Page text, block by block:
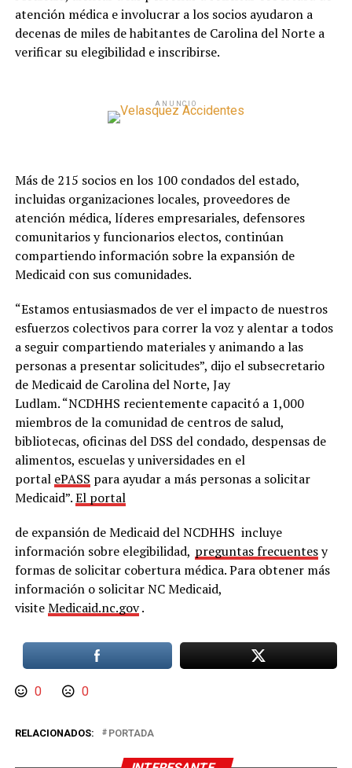
atención médica e involucrar a los socios ayudaron a
decenas de miles de habitantes de Carolina del Norte a
verificar su elegibilidad e inscribirse.
ANUNCIO
Más de 215 socios en los 100 condados del estado,
incluidas organizaciones locales, proveedores de
atención médica, líderes empresariales, defensores
comunitarios y funcionarios electos, continúan
compartiendo información sobre la expansión de
Medicaid con sus comunidades.
“Estamos entusiasmados de ver el impacto de nuestros
esfuerzos colectivos para correr la voz y alentar a todos
a seguir compartiendo materiales y animando a las
personas a presentar solicitudes”, dijo el subsecretario
de Medicaid de Carolina del Norte, Jay
Ludlam. “NCDHHS recientemente capacitó a 1,000
miembros de la comunidad de centros de salud,
bibliotecas, oficinas del DSS del condado, despensas de
alimentos, escuelas y universidades en el
portal ePASS para ayudar a más personas a solicitar
Medicaid”.El portal
de expansión de Medicaid del NCDHHS incluye
información sobre elegibilidad, preguntas frecuentesy
formas de solicitar cobertura médica. Para obtener más
información o solicitar NC Medicaid,
visiteMedicaid.nc.gov.
0 0
RELACIONADOS: PORTADA